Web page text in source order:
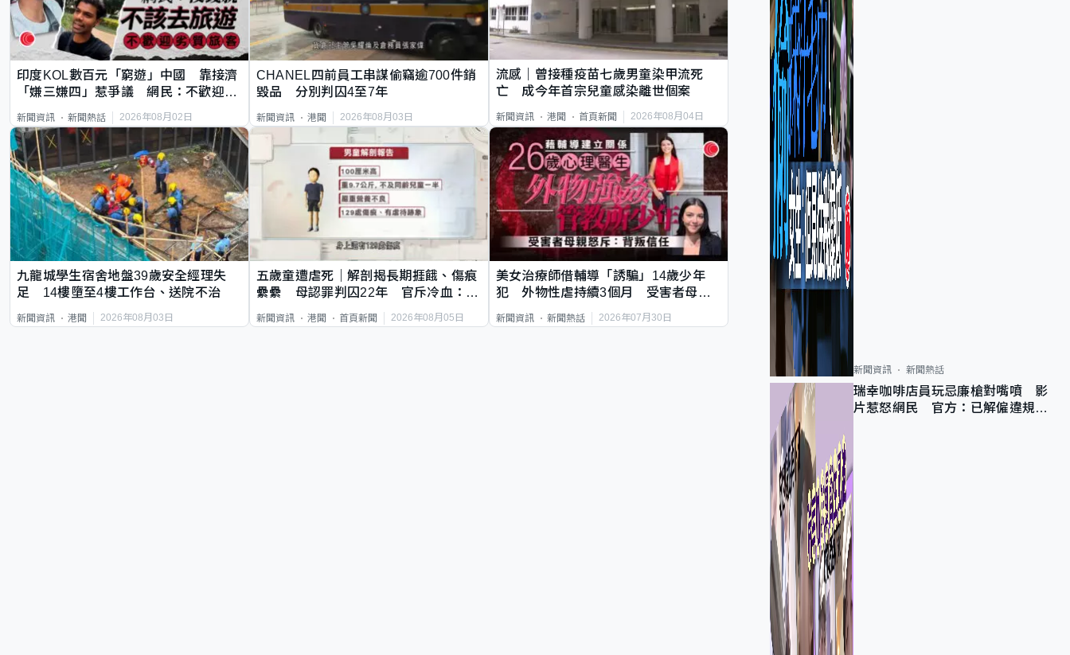
印度KOL數百元「窮遊」中國 靠接濟
「嫌三嫌四」惹爭議 網民：不歡迎劣
新聞資訊 新聞熱話 2026年08月02日
CHANEL四前員工串謀偷竊逾700件銷
毀品 分別判囚4至7年
新聞資訊 港聞 2026年08月03日
流感｜曾接種疫苗七歲男童染甲流死
亡 成今年首宗兒童感染離世個案
新聞資訊 港聞 首頁新聞 2026年08月04日
九龍城學生宿舍地盤39歲安全經理失
足 14樓墮至4樓工作台、送院不治
新聞資訊 港聞 2026年08月03日
五歲童遭虐死｜解剖揭長期捱餓、傷痕
纍纍 母認罪判囚22年 官斥冷血：同
新聞資訊 港聞 首頁新聞 2026年08月05日
美女治療師借輔導「誘騙」14歲少年
犯 外物性虐持續3個月 受害者母：
新聞資訊 新聞熱話 2026年07月30日
新聞資訊 新聞熱話
瑞幸咖啡店員玩忌廉槍對嘴噴 影
片惹怒網民 官方：已解僱違規員